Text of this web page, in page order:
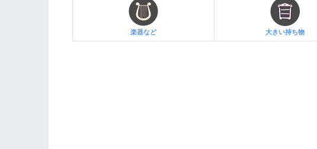
楽器など 大きい持ち物